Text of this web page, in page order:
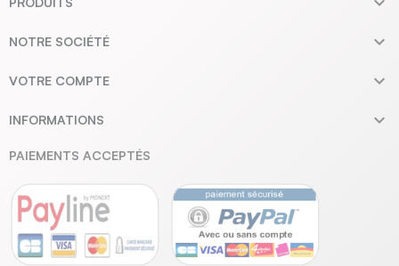
NOTRE SOCIÉTÉ 
VOTRE COMPTE 
INFORMATIONS 
PAIEMENTS ACCEPTÉS